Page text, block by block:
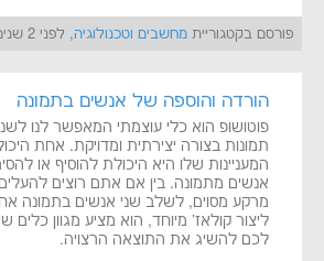
פורסם בקטגוריית מחשבים וטכנולוגיה, לפני 2 שנים 1 ימים
הורדה והוספה של אנשים בתמונה
פוטושופ הוא כלי עוצמתי המאפשר לנו
תמונות בצורה יצירתית ומדויקת. אחת
המעניינות שלו היא היכולת להוסיף או
אנשים מתמונה. בין אם אתם רוצים
מרקע מסוים, לשלב שני אנשים בתמונה
ליצור קולאז' מיוחד, הוא מציע מגוון כלים
לכם להשיג את התוצאה הרצויה.